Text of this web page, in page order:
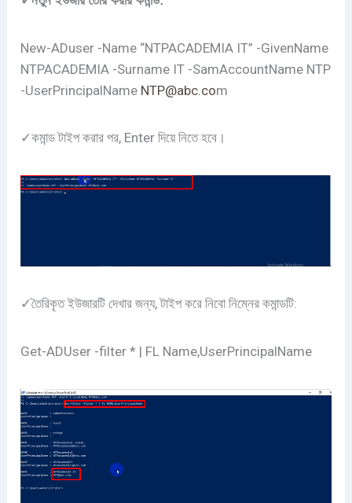
New-ADuser -Name “NTPACADEMIA IT” -GivenName
NTPACADEMIA -Surname IT -SamAccountName NTP
-UserPrincipalName NTP@abc.com
✓কমান্ড টাইপ করার পর, Enter দিয়ে নিতে হবে।
✓তৈরিকৃত ইউজারটি দেখার জন্য, টাইপ করে নিবো নিম্নের কমান্ডটি:
Get-ADUser -filter * | FL Name,UserPrincipalName